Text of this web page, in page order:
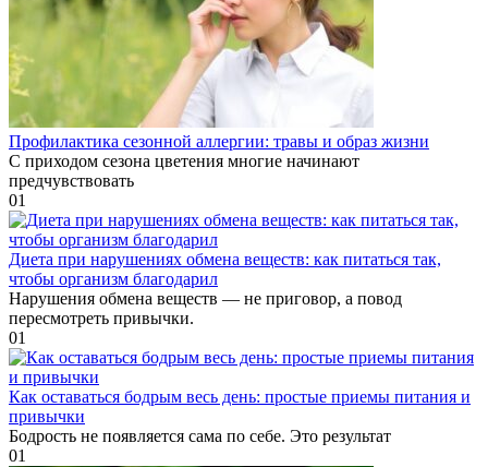
Профилактика сезонной аллергии: травы и образ жизни
С приходом сезона цветения многие начинают
предчувствовать
01
Диета при нарушениях обмена веществ: как питаться так,
чтобы организм благодарил
Нарушения обмена веществ — не приговор, а повод
пересмотреть привычки.
01
Как оставаться бодрым весь день: простые приемы питания и
привычки
Бодрость не появляется сама по себе. Это результат
01